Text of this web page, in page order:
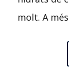
molt. A